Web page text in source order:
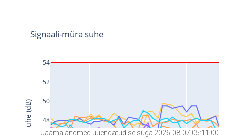
Jaama andmed uuendatud seisuga 2026-08-07 05:11:00